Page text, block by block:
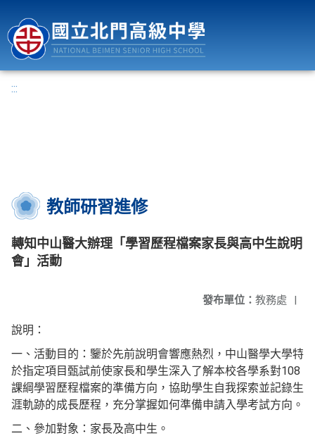
:::
教師研習進修
轉知中山醫大辦理「學習歷程檔案家長與高中生說明
會」活動
發布單位： 教務處 |
說明：
一、活動目的：鑒於先前說明會響應熱烈，中山醫學大學特
於指定項目甄試前使家長和學生深入了解本校各學系對108
課綱學習歷程檔案的準備方向，協助學生自我探索並記錄生
涯軌跡的成長歷程，充分掌握如何準備申請入學考試方向。
二、參加對象：家長及高中生。